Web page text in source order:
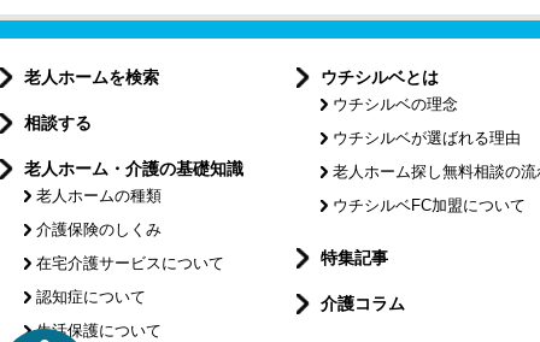
老人ホームを検索
相談する
老人ホーム・介護の基礎知識
老人ホームの種類
介護保険のしくみ
在宅介護サービスについて
認知症について
生活保護について
ウチシルベとは
ウチシルベの理念
ウチシルベが選ばれる理由
老人ホーム探し無料相談の流
ウチシルベFC加盟について
特集記事
介護コラム